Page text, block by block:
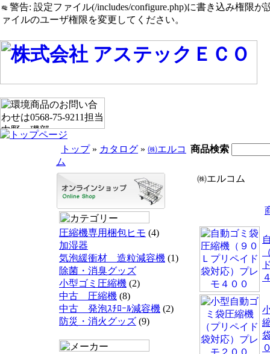
警告: 設定ファイル(/includes/configure.php)に書き込み権限が
ァイルのユーザ権限を変更してください。
トップ» カタログ » ㈱エルコ
ム
商品検索
圧縮機専用梱包ヒモ (4)
加湿器
気泡緩衝材 造粒減容機 (1)
除菌・消臭グッズ
小型ゴミ圧縮機 (2)
中古 圧縮機 (8)
中古 発泡ｽﾁﾛｰﾙ減容機 (2)
防災・消火グッズ (9)
㈱エルコム